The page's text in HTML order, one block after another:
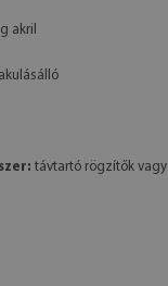
akril
távtartó rögzítők